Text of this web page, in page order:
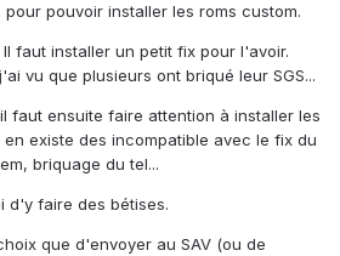
pouvoir installer les roms custom.
faut installer un petit fix pour l'avoir.
vu que plusieurs ont briqué leur SGS...
faut ensuite faire attention à installer les
existe des incompatible avec le fix du
briquage du tel...
d'y faire des bétises.
que d'envoyer au SAV (ou de